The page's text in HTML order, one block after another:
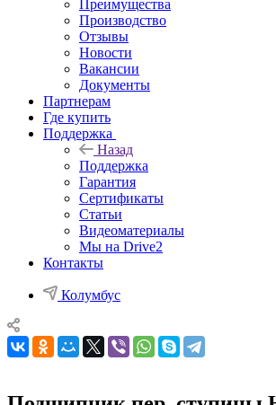
Преимущества
Производство
Отзывы
Новости
Вакансии
Документы
Партнерам
Где купить
Поддержка
Назад
Поддержка
Гарантия
Сертификаты
Статьи
Видеоматериалы
Мы на Drive2
Контакты
Колумбус